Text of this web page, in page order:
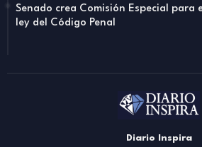
Senado crea Comisión Especial
ley del Código Penal
Diario Inspira